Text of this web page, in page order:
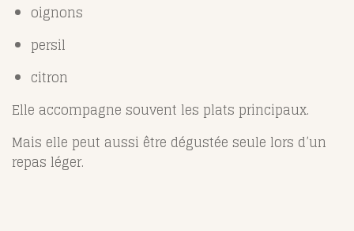
oignons
persil
citron
Elle accompagne souvent les plats principaux.
Mais elle peut aussi être dégustée seule lors d’un
repas léger.